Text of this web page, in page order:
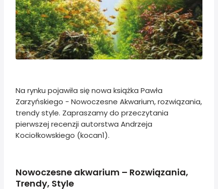
Na rynku pojawiła się nowa książka Pawła
Zarzyńskiego - Nowoczesne Akwarium, rozwiązania,
trendy style. Zapraszamy do przeczytania
pierwszej recenzji autorstwa Andrzeja
Kociołkowskiego (kocan1).
Nowoczesne akwarium – Rozwiązania,
Trendy, Style